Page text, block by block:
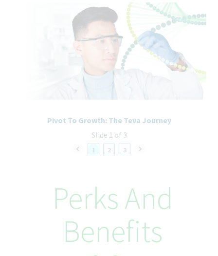
1 2 3
Pivot To Growth: The Teva Journey
Slide 1 of 3
Perks And
Benefits